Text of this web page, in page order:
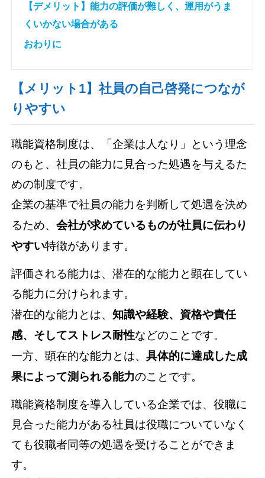
【デメリット】能力の評価が難しく、運用がうま
くいかない場合がある
おわりに
【メリット1】社員の自己啓発につなが
りやすい
職能資格制度は、「企業は人なり」という理念
のもと、社員の能力に見合った処遇を与えるた
めの制度です。
企業の基準で社員の能力を判断して処遇を決め
るため、会社が求めているものが社員に伝わり
やすい特徴があります。
評価される能力は、潜在的な能力と顕在してい
る能力に分けられます。
潜在的な能力とは、知識や経験、資格や責任
感、そしてストレス耐性などのことです。
一方、顕在的な能力とは、具体的に達成した成
果によって測られる能力のことです。
職能資格制度を導入している企業では、役職に
見合った能力がある社員は役職についていなく
ても役職者同等の処遇を受けることができま
す。